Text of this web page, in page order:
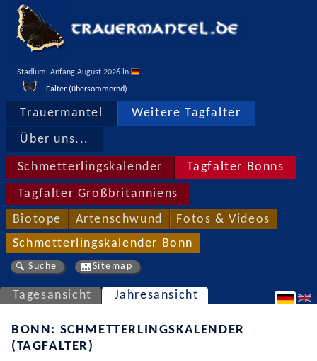
Stadium, Anfang August 2026 in
Falter (übersommernd)
Trauermantel Weitere Tagfalter
Über uns...
Schmetterlingskalender Tagfalter Bonns
Tagfalter Großbritanniens
Biotope Artenschwund Fotos & Videos
Schmetterlingskalender Bonn
Suche Sitemap
Tagesansicht Jahresansicht
BONN: SCHMETTERLINGSKALENDER
(TAGFALTER)